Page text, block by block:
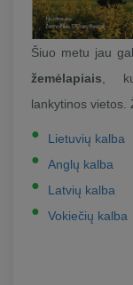
Šiuo metu jau
žemėlapiais ,
lankytinos vietos.
Lietuvių kalba
Anglų kalba
Latvių kalba
Vokiečių kalba